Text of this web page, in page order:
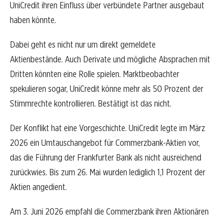
UniCredit ihren Einfluss über verbündete Partner ausgebaut
haben könnte.
Dabei geht es nicht nur um direkt gemeldete
Aktienbestände. Auch Derivate und mögliche Absprachen mit
Dritten könnten eine Rolle spielen. Marktbeobachter
spekulieren sogar, UniCredit könne mehr als 50 Prozent der
Stimmrechte kontrollieren. Bestätigt ist das nicht.
Der Konflikt hat eine Vorgeschichte. UniCredit legte im März
2026 ein Umtauschangebot für Commerzbank-Aktien vor,
das die Führung der Frankfurter Bank als nicht ausreichend
zurückwies. Bis zum 26. Mai wurden lediglich 1,1 Prozent der
Aktien angedient.
Am 3. Juni 2026 empfahl die Commerzbank ihren Aktionären